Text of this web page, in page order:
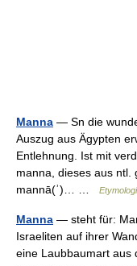
Manna — Sn die
Auszug aus Ägypten
Entlehnung. Ist mit
manna, dieses aus ntl.
mannā(ʾ)… …
Manna — steht für:
Israeliten auf ihrer
eine Laubbaumart aus